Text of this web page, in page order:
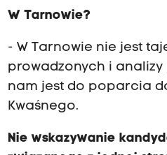
W Tarnowie?
- W Tarnowie nie jest
prowadzonych i
nam jest do poparcia
Kwaśnego.
Nie wskazywanie